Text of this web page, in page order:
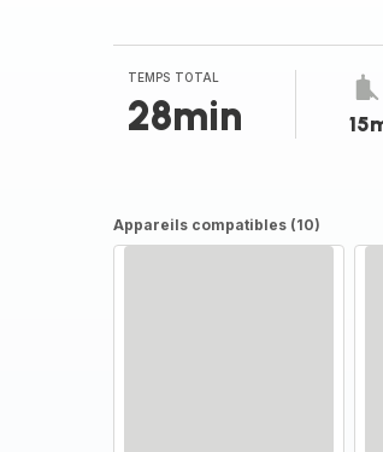
étoiles
(moyenne)
TEMPS TOTAL
28min
Appareils compatibles (10)